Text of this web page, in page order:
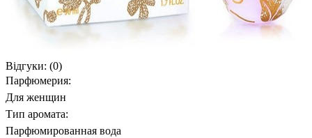
Відгуки: (0)
Парфюмерия:
Для женщин
Тип аромата:
Парфюмированная вода